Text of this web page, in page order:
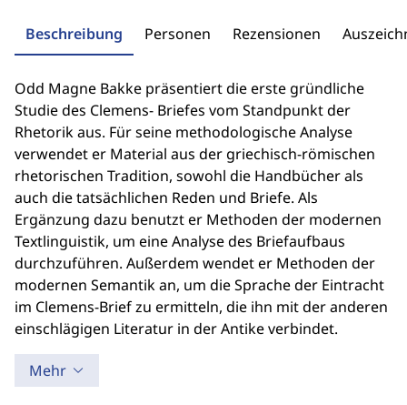
Beschreibung Personen Rezensionen
Odd Magne Bakke präsentiert die erste gründliche
Studie des Clemens- Briefes vom Standpunkt der
Rhetorik aus. Für seine methodologische Analyse
verwendet er Material aus der griechisch-römischen
rhetorischen Tradition, sowohl die Handbücher als
auch die tatsächlichen Reden und Briefe. Als
Ergänzung dazu benutzt er Methoden der modernen
Textlinguistik, um eine Analyse des Briefaufbaus
durchzuführen. Außerdem wendet er Methoden der
modernen Semantik an, um die Sprache der Eintracht
im Clemens-Brief zu ermitteln, die ihn mit der anderen
einschlägigen Literatur in der Antike verbindet.
Mehr